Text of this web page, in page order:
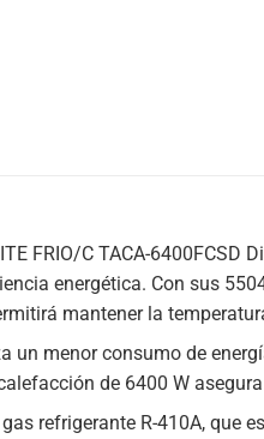
FRIO/C TACA-
energética. Con sus
mantener la
un menor consumo de
de 6400 W
refrigerante R-410A,